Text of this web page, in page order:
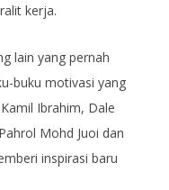
kerja.
lain yang pernah
buku motivasi yang
Ibrahim, Dale
Mohd Juoi dan
inspirasi baru